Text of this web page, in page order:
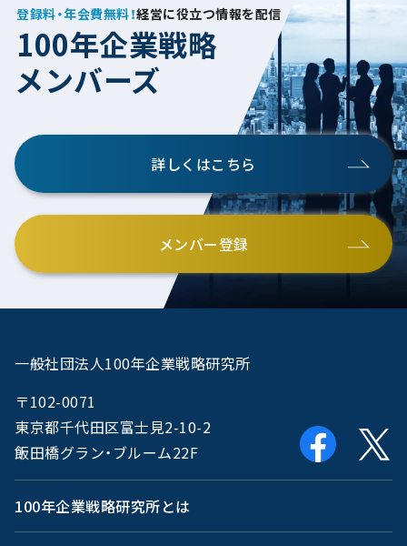
登録料・年会費無料！経営に役立つ情報を配信
100年企業戦略
メンバーズ
詳しくはこちら
メンバー登録
一般社団法人100年企業戦略研究所
〒102-0071
東京都千代田区富士見2-10-2
飯田橋グラン・ブルーム22F
100年企業戦略研究所とは